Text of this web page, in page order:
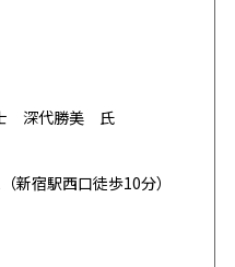
深代勝美 氏
新宿駅西口徒歩10分）